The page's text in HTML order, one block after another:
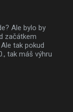
Ale bylo by
začátkem
tak pokud
tak máš výhru